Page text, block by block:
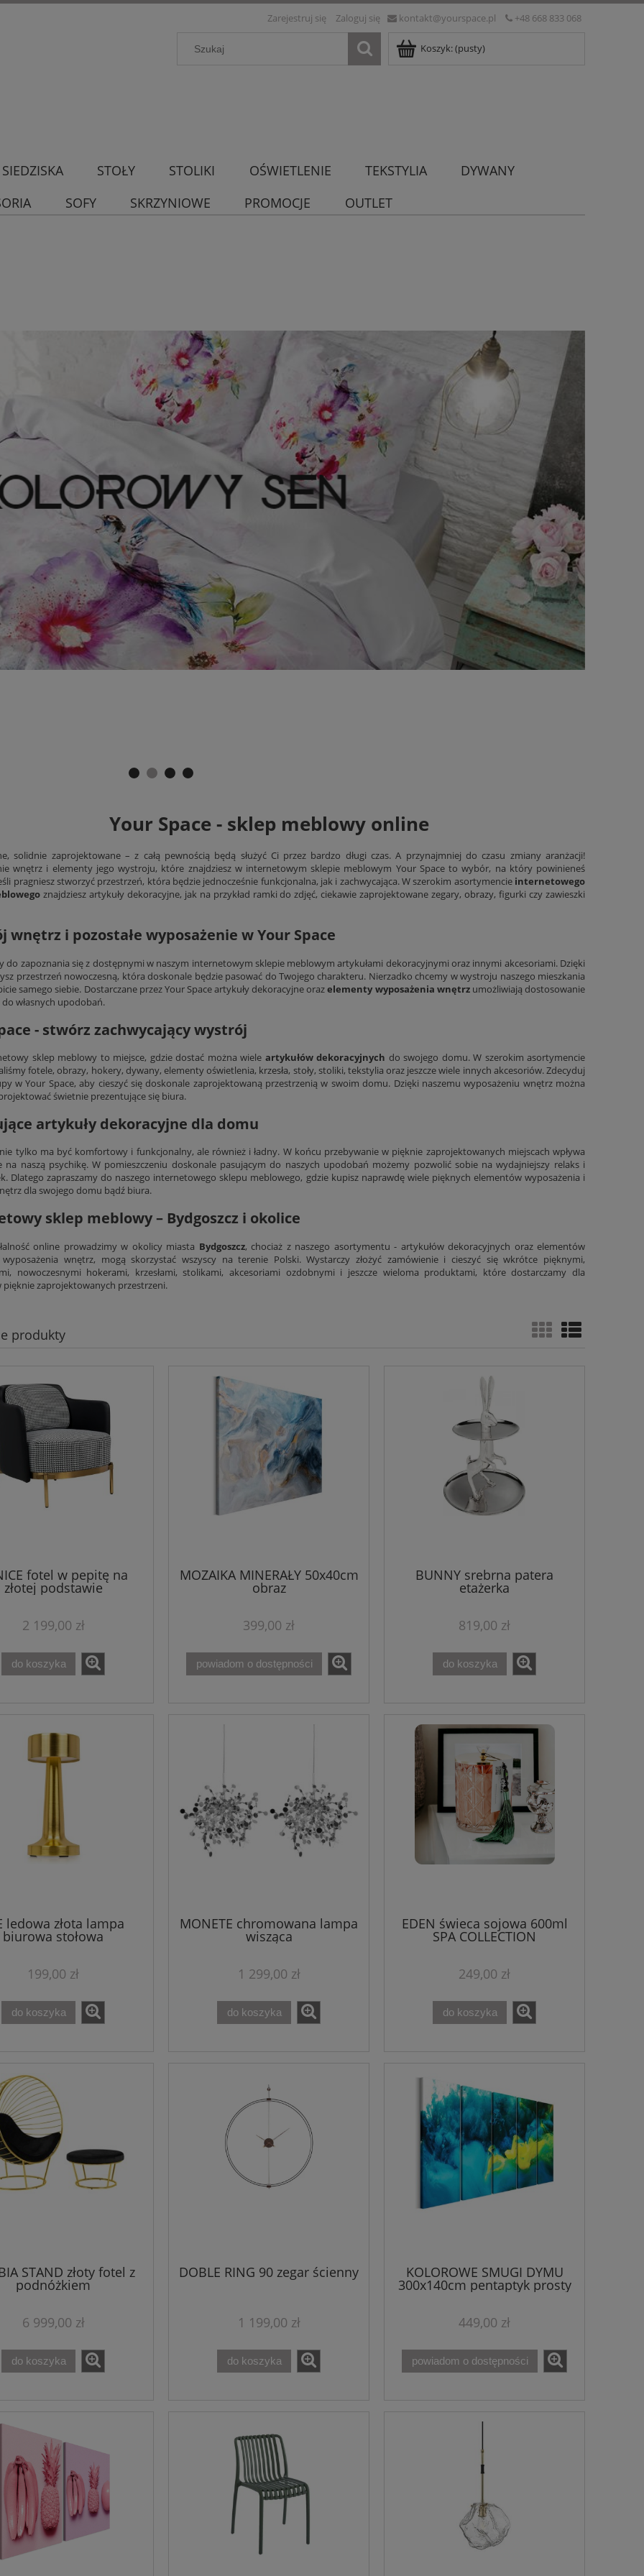
kontakt@yourspace.pl +48 668 833 068
Zarejestruj się Zaloguj się
Koszyk:(pusty)
SIEDZISKA STOŁY STOLIKI OŚWIETLENIE TEKSTYLIA
DYWANY
SOFY SKRZYNIOWE PROMOCJE OUTLET
Your Space - sklep meblowy online
solidnie zaprojektowane – z całą pewnością będą służyć Ci przez bardzo długi czas. A przynajmniej do czasu zmiany aranżacji!
wnętrz i elementy jego wystroju, które znajdziesz w internetowym sklepie meblowym Your Space to wybór, na który powinieneś
pragniesz stworzyć przestrzeń, która będzie jednocześnie funkcjonalna, jak i zachwycająca. W szerokim asortymencie internetowego
znajdziesz artykuły dekoracyjne, jak na przykład ramki do zdjęć, ciekawie zaprojektowane zegary,obrazy, figurki czy zawieszki
wnętrz i pozostałe wyposażenie w Your Space
do zapoznania się z dostępnymi w naszym internetowym sklepie meblowym artykułami dekoracyjnymi oraz innymi akcesoriami. Dzięki
przestrzeń nowoczesną, która doskonale będzie pasować do Twojego charakteru. Nierzadko chcemy w wystroju naszego mieszkania
samego siebie. Dostarczane przez Your Space artykuły dekoracyjne orazelementy wyposażenia wnętrzumożliwiają dostosowanie
własnych upodobań.
- stwórz zachwycający wystrój
sklep meblowy to miejsce, gdzie dostać można wiele artykułów dekoracyjnych do swojego domu. W szerokim asortymencie
fotele, obrazy, hokery, dywany, elementy oświetlenia, krzesła, stoły, stoliki, tekstylia oraz jeszcze wiele innych akcesoriów. Zdecyduj
w Your Space, aby cieszyć się doskonale zaprojektowaną przestrzenią w swoim domu. Dzięki naszemu wyposażeniu wnętrz można
świetnie prezentujące się biura.
artykuły dekoracyjne dla domu
tylko ma być komfortowy i funkcjonalny, ale również i ładny. W końcu przebywanie w pięknie zaprojektowanych miejscach wpływa
na naszą psychikę. W pomieszczeniu doskonale pasującym do naszych upodobań możemy pozwolić sobie na wydajniejszy relaks i
Dlatego zapraszamy do naszego internetowego sklepu meblowego, gdzie kupisz naprawdę wiele pięknych elementów wyposażenia i
dla swojego domu bądź biura.
sklep meblowy – Bydgoszcz i okolice
online prowadzimy w okolicy miasta Bydgoszcz, chociaż z naszego asortymentu - artykułów dekoracyjnych oraz elementów
wnętrz, mogą skorzystać wszyscy na terenie Polski. Wystarczy złożyć zamówienie i cieszyć się wkrótce pięknymi,
nowoczesnymi hokerami, krzesłami, stolikami, akcesoriami ozdobnymi i jeszcze wieloma produktami, które dostarczamy dla
pięknie zaprojektowanych przestrzeni.
produkty
fotel w pepitę na
złotej podstawie
2 199,00 zł
do koszyka
MOZAIKA MINERAŁY 50x40cm
obraz
399,00 zł
powiadom o dostępności
BUNNY srebrna patera
etażerka
819,00 zł
do koszyka
ledowa złota lampa
biurowa stołowa
199,00 zł
do koszyka
MONETE chromowana lampa
wisząca
1 299,00 zł
do koszyka
EDEN świeca sojowa 600ml
SPA COLLECTION
249,00 zł
do koszyka
STAND złoty fotel z
podnóżkiem
6 999,00 zł
do koszyka
DOBLE RING 90 zegar ścienny
1 199,00 zł
do koszyka
KOLOROWE SMUGI DYMU
300x140cm pentaptyk prosty
449,00 zł
powiadom o dostępności